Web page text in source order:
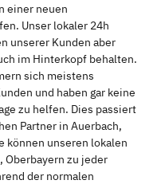
einer neuen
Unser lokaler 24h
unserer Kunden aber
im Hinterkopf behalten.
sich meistens
und haben gar keine
zu helfen. Dies passiert
Partner in Auerbach,
können unseren lokalen
Oberbayern zu jeder
der normalen